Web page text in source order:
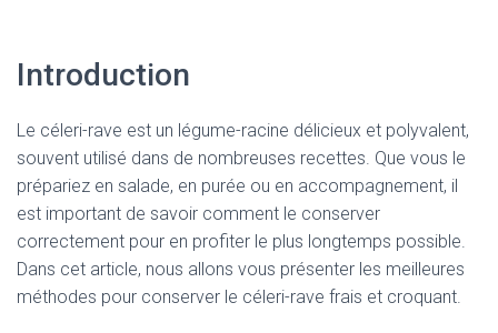
Introduction
Le céleri-rave est un légume-racine délicieux et polyvalent,
souvent utilisé dans de nombreuses recettes. Que vous le
prépariez en salade, en purée ou en accompagnement, il
est important de savoir comment le conserver
correctement pour en profiter le plus longtemps possible.
Dans cet article, nous allons vous présenter les meilleures
méthodes pour conserver le céleri-rave frais et croquant.